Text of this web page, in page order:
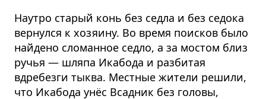
Наутро старый конь без седла и без седока
вернулся к хозяину. Во время поисков было
найдено сломанное седло, а за мостом близ
ручья — шляпа Икабода и разбитая
вдребезги тыква. Местные жители решили,
что Икабода унёс Всадник без головы,